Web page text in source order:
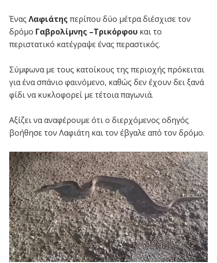
Ένας Λαφιάτης περίπου δύο μέτρα διέσχισε τον
δρόμο Γαβρολίμνης –Τρικόρφουκαι το
περιστατικό κατέγραψε ένας περαστικός.
Σύμφωνα με τους κατοίκους της περιοχής πρόκειται
για ένα σπάνιο φαινόμενο, καθώς δεν έχουν δει ξανά
φίδι να κυκλοφορεί με τέτοια παγωνιά.
Αξίζει να αναφέρουμε ότι ο διερχόμενος οδηγός
βοήθησε τον Λαφιάτη και τον έβγαλε από τον δρόμο.